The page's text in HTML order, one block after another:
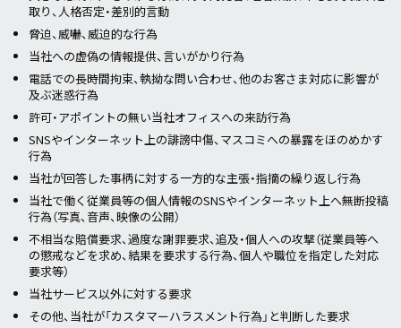
取り、人格否定・差別的言動
脅迫、威嚇、威迫的な行為
当社への虚偽の情報提供、言いがかり行為
電話での長時間拘束、執拗な問い合わせ、他のお客さま対応に影響が
及ぶ迷惑行為
許可・アポイントの無い当社オフィスへの来訪行為
SNSやインターネット上の誹謗中傷、マスコミへの暴露をほのめかす
行為
当社が回答した事柄に対する一方的な主張・指摘の繰り返し行為
当社で働く従業員等の個人情報のSNSやインターネット上へ無断投稿
行為（写真、音声、映像の公開）
不相当な賠償要求、過度な謝罪要求、追及・個人への攻撃（従業員等へ
の懲戒などを求め、結果を要求する行為、個人や職位を指定した対応
要求等）
当社サービス以外に対する要求
その他、当社が「カスタマーハラスメント行為」と判断した要求